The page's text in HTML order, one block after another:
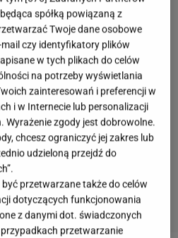
spółką powiązaną z
Twoje dane osobowe
mail czy identyfikatory plików
w tych plikach do celów
na potrzeby wyświetlania
zainteresowań i preferencji w
i w Internecie lub personalizacji
Wyrażenie zgody jest dobrowolne.
chcesz ograniczyć jej zakres lub
udzieloną przejdź do
przetwarzane także do celów
dotyczących funkcjonowania
z danymi dot. świadczonych
przypadkach przetwarzanie